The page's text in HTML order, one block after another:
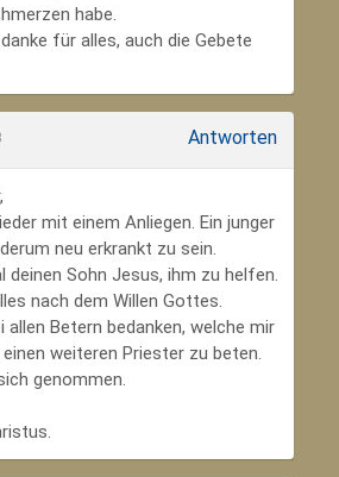
habe.
für alles, auch die Gebete
Antworten
mit einem Anliegen. Ein junger
neu erkrankt zu sein.
deinen Sohn Jesus, ihm zu helfen.
nach dem Willen Gottes.
Betern bedanken, welche mir
weiteren Priester zu beten.
genommen.